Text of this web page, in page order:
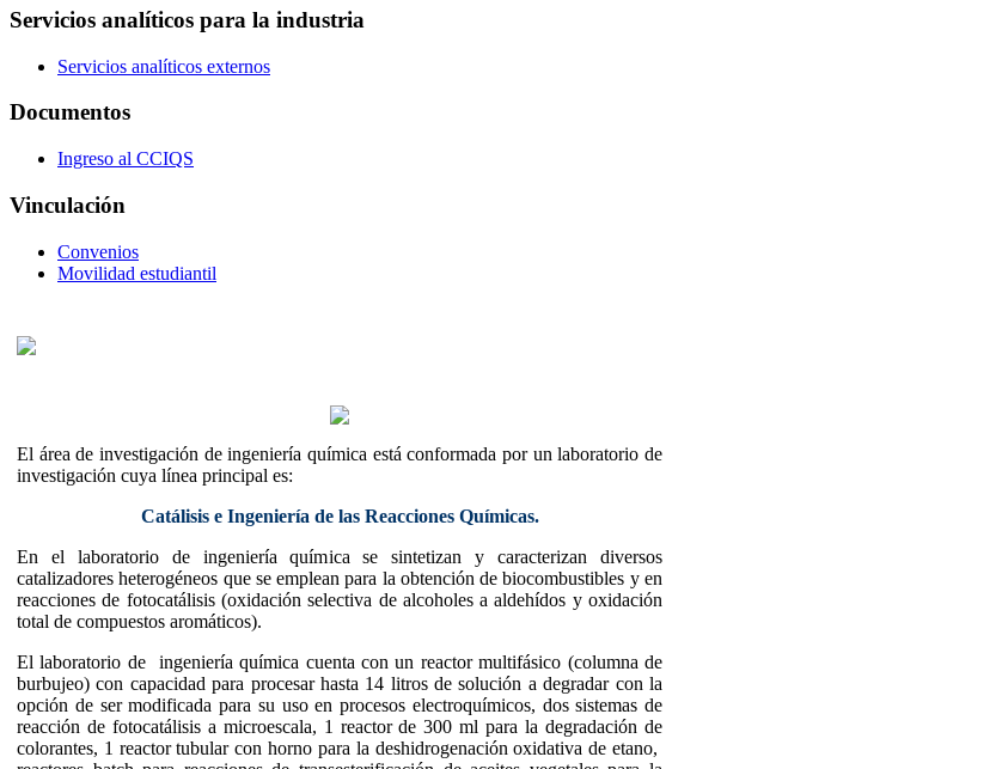
Servicios analíticos para la industria
Servicios analíticos externos
Documentos
Ingreso al CCIQS
Vinculación
Convenios
Movilidad estudiantil
El área de investigación de ingeniería química está conformada por un laboratorio de
investigación cuya línea principal es:
Catálisis e Ingeniería de las Reacciones Químicas.
En el laboratorio de ingeniería química se sintetizan y caracterizan diversos
catalizadores heterogéneos que se emplean para la obtención de biocombustibles y en
reacciones de fotocatálisis (oxidación selectiva de alcoholes a aldehídos y oxidación
total de compuestos aromáticos).
El laboratorio de ingeniería química cuenta con un reactor multifásico (columna de
burbujeo) con capacidad para procesar hasta 14 litros de solución a degradar con la
opción de ser modificada para su uso en procesos electroquímicos, dos sistemas de
reacción de fotocatálisis a microescala, 1 reactor de 300 ml para la degradación de
colorantes, 1 reactor tubular con horno para la deshidrogenación oxidativa de etano,